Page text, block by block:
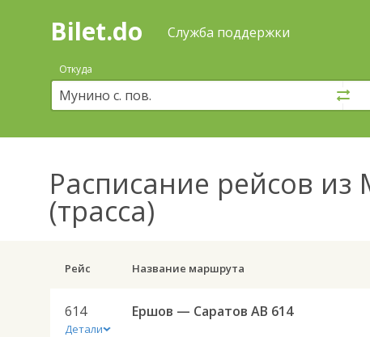
Поиск
покупка
билетов
автобус
онлайн
Bilet.do Служба поддержки
Откуда
Расписание рейсов из
(трасса)
Рейс Название маршрута
614
Детали
Ершов — Саратов АВ 614